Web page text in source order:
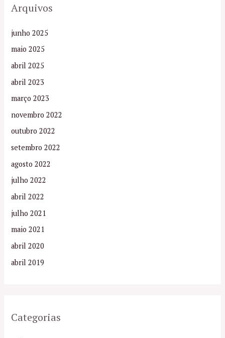
Arquivos
junho 2025
maio 2025
abril 2025
abril 2023
março 2023
novembro 2022
outubro 2022
setembro 2022
agosto 2022
julho 2022
abril 2022
julho 2021
maio 2021
abril 2020
abril 2019
Categorias